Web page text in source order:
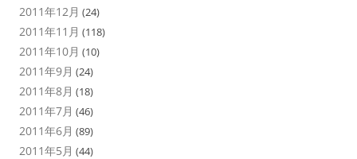
2011年12月 (24)
2011年11月 (118)
2011年10月 (10)
2011年9月 (24)
2011年8月 (18)
2011年7月 (46)
2011年6月 (89)
2011年5月 (44)